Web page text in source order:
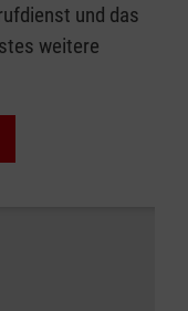
und das
weitere